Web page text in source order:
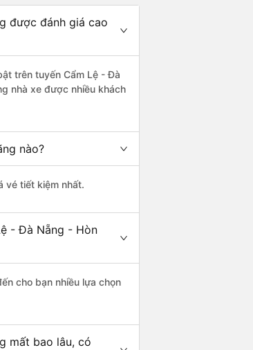
được đánh giá cao
trên tuyến Cẩm Lệ - Đà
nhà xe được nhiều khách
nào?
vé tiết kiệm nhất.
- Đà Nẵng - Hòn
cho bạn nhiều lựa chọn
mất bao lâu, có